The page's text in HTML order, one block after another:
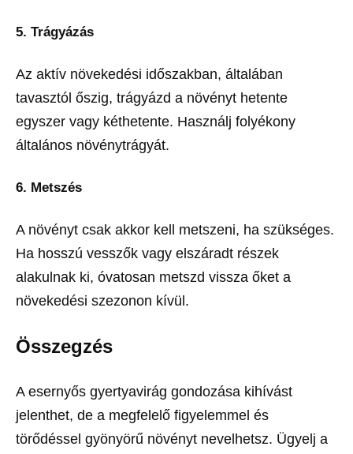
5. Trágyázás
Az aktív növekedési időszakban, általában
tavasztól őszig, trágyázd a növényt hetente
egyszer vagy kéthetente. Használj folyékony
általános növénytrágyát.
6. Metszés
A növényt csak akkor kell metszeni, ha szükséges.
Ha hosszú vesszők vagy elszáradt részek
alakulnak ki, óvatosan metszd vissza őket a
növekedési szezonon kívül.
Összegzés
A esernyős gyertyavirág gondozása kihívást
jelenthet, de a megfelelő figyelemmel és
törődéssel gyönyörű növényt nevelhetsz. Ügyelj a